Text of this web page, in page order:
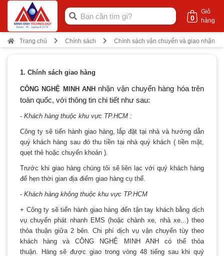
Giỏ
hàng
0
Trang chủ Chính sách Chính sách vận chuyển và giao nhận
1. Chính sách giao hàng
CÔNG NGHỆ MINH ANH nhận vận chuyển hàng hóa trên
toàn quốc, với thông tin chi tiết như sau:
- Khách hàng thuộc khu vực TP.HCM :
Công ty sẽ tiến hành giao hàng, lắp đặt tại nhà và hướng dẫn
quý khách hàng sau đó thu tiền tại nhà quý khách ( tiền mặt,
quẹt thẻ hoặc chuyển khoản ).
Trước khi giao hàng chúng tôi sẽ liên lạc với quý khách hàng
để hẹn thời gian địa điểm giao hàng cụ thể.
- Khách hàng không thuộc khu vực TP.HCM
+ Công ty sẽ tiến hành giao hàng đến tận tay khách bằng dịch
vụ chuyển phát nhanh EMS (hoặc chành xe, nhà xe...) theo
thỏa thuận giữa 2 bên. Chi phí dịch vụ vận chuyển tùy theo
khách hàng và CÔNG NGHỆ MINH ANH có thể thỏa
thuận. Hàng sẽ được giao trong vòng 48 tiếng sau khi quý